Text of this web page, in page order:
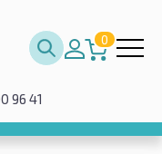
0
96 41